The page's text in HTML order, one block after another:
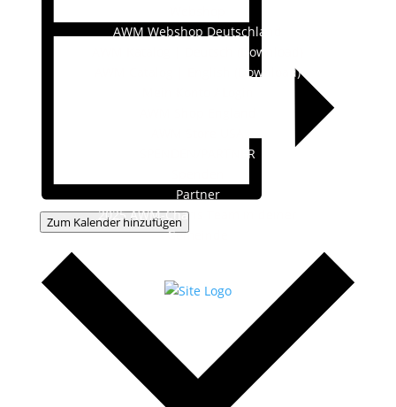
AWM Webshop Deutschland
AWM Katalog | Deutsch (Download)
AWM Catalog | English (Download)
SPENDEN/PARTNER
Partner
2025 AWM-Charis Team in deiner
Gemeinde
Zum Kalender hinzufügen